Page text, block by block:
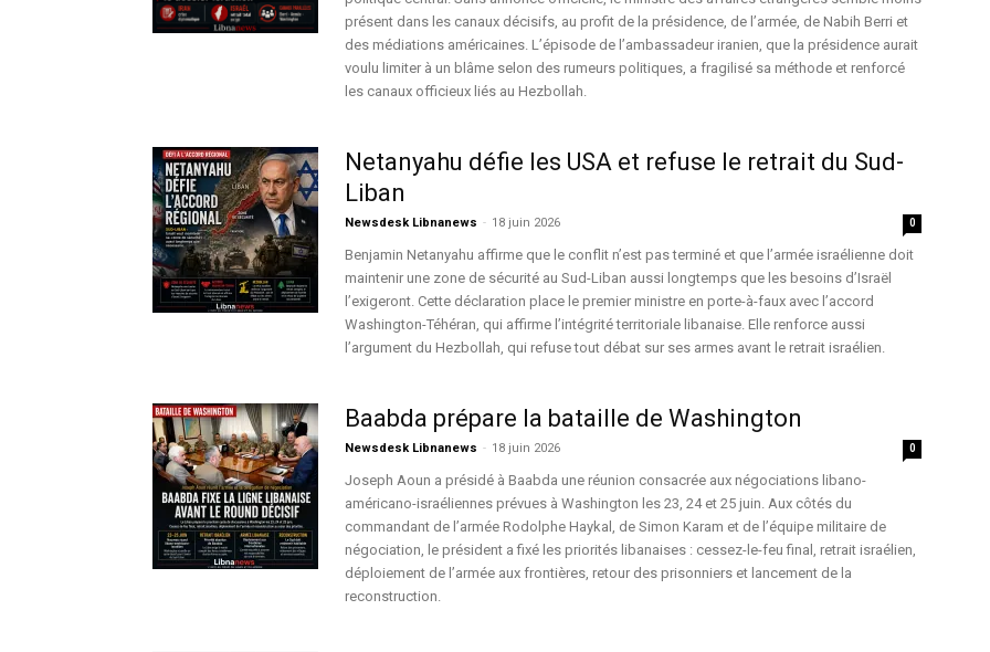
présent dans les canaux décisifs, au profit de la présidence, de l’armée, de Nabih Berri et
des médiations américaines. L’épisode de l’ambassadeur iranien, que la présidence aurait
voulu limiter à un blâme selon des rumeurs politiques, a fragilisé sa méthode et renforcé
les canaux officieux liés au Hezbollah.
Netanyahu défie les USA et refuse le retrait du Sud-
Liban
Newsdesk Libnanews - 18 juin 2026 0
Benjamin Netanyahu affirme que le conflit n’est pas terminé et que l’armée israélienne doit
maintenir une zone de sécurité au Sud-Liban aussi longtemps que les besoins d’Israël
l’exigeront. Cette déclaration place le premier ministre en porte-à-faux avec l’accord
Washington-Téhéran, qui affirme l’intégrité territoriale libanaise. Elle renforce aussi
l’argument du Hezbollah, qui refuse tout débat sur ses armes avant le retrait israélien.
Baabda prépare la bataille de Washington
Newsdesk Libnanews - 18 juin 2026 0
Joseph Aoun a présidé à Baabda une réunion consacrée aux négociations libano-
américano-israéliennes prévues à Washington les 23, 24 et 25 juin. Aux côtés du
commandant de l’armée Rodolphe Haykal, de Simon Karam et de l’équipe militaire de
négociation, le président a fixé les priorités libanaises : cessez-le-feu final, retrait israélien,
déploiement de l’armée aux frontières, retour des prisonniers et lancement de la
reconstruction.